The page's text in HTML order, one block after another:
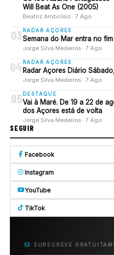
Will Beat As One (2005)
Beatriz Ambrósio · 7 Ago
03 RADAR AÇORES
Semana do Mar entra no
Jorge Silva Medeiros · 7 Ago
04 RADAR AÇORES
Radar Açores Diário
Jorge Silva Medeiros · 7 Ago
05 DESTAQUE
Vai à Maré. De 19 a 22 de
dos Açores está de volta
Jorge Silva Medeiros · 7 Ago
SEGUIR
Facebook
Instagram
YouTube
TikTok
SUBSCREVE